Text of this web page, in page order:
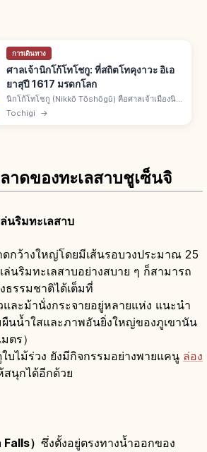
การเดินทาง
ศาลเจ้านิกโก้โทโชกู: ที่สถิตโทคุงาวะ อิเอ
ยาสุปี 1617 มรดกโลก
นิกโก้โทโชกู (Nikkō Tōshōgū) คือศาลเจ้าเมืองนิก
โก้ จ.โทจิงิ ประดิษฐานโทคุงาวะ อิเอยาสุปี 1617
บูรณะยุคคันเออิโดยอิเอมิตสึ มรดกโลกศาลเจ้าและ
Tochigi →
าดของทะเลสาบชูเซ็นจิ
นริมทะเลสาบ
กว้างใหญ่โดยมีเส้นรอบวงประมาณ 25
ล่นริมทะเลสาบอย่างสบาย ๆ ก็สามารถ
รรมชาติได้เต็มที่
ละม้านั่งกระจายอยู่หลายแห่ง แนะนำ
นน้ำใสและภาพอันยิ่งใหญ่ของภูเขานัน
ตร）
บไม้ร่วง ยังมีกิจกรรมอย่างพายแคนู ล่อง
สนุกได้อีกด้วย
） ซึ่งตั้งอยู่ตรงทางน้ำออกของ